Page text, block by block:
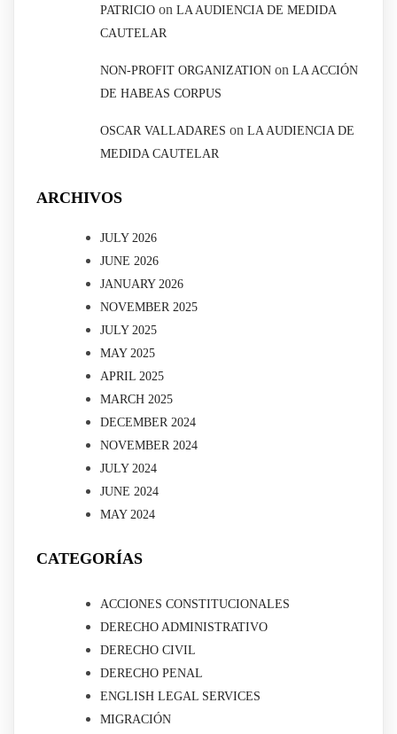
PATRICIO on LA AUDIENCIA DE MEDIDA
CAUTELAR
NON-PROFIT ORGANIZATION on LA ACCIÓN
DE HABEAS CORPUS
OSCAR VALLADARES on LA AUDIENCIA DE
MEDIDA CAUTELAR
ARCHIVOS
JULY 2026
JUNE 2026
JANUARY 2026
NOVEMBER 2025
JULY 2025
MAY 2025
APRIL 2025
MARCH 2025
DECEMBER 2024
NOVEMBER 2024
JULY 2024
JUNE 2024
MAY 2024
CATEGORÍAS
ACCIONES CONSTITUCIONALES
DERECHO ADMINISTRATIVO
DERECHO CIVIL
DERECHO PENAL
ENGLISH LEGAL SERVICES
MIGRACIÓN